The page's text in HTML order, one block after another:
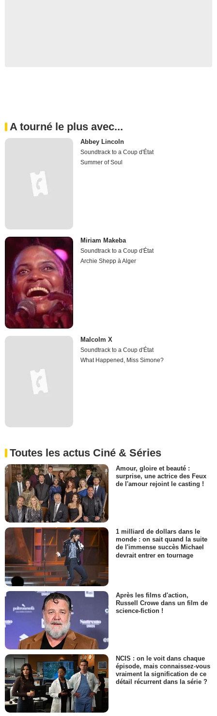
A tourné le plus avec...
Abbey Lincoln
Soundtrack to a Coup d'État
Summer of Soul
Miriam Makeba
Soundtrack to a Coup d'État
Archie Shepp à Alger
Malcolm X
Soundtrack to a Coup d'État
What Happened, Miss Simone?
Toutes les actus Ciné & Séries
Amour, gloire et beauté :
surprise, une actrice des Feux
de l'amour rejoint le casting !
1 milliard de dollars dans le
monde : on sait quand la suite
de l'immense succès Michael
devrait entrer en tournage
Après les films d'action,
Russell Crowe dans un film de
science-fiction !
NCIS : on le voit dans chaque
épisode, mais connaissez-vous
vraiment la signification de ce
détail récurrent dans la série ?